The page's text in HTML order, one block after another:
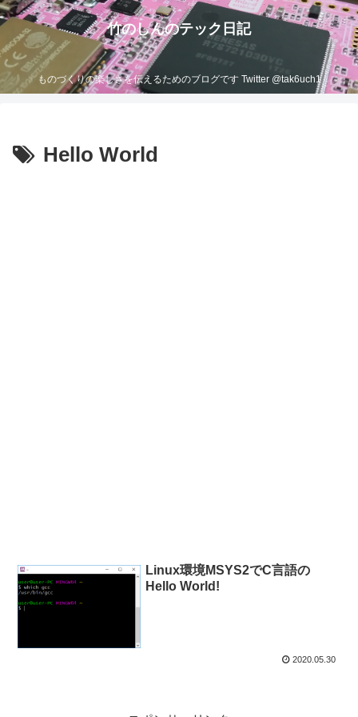
竹のしんのテック日記
ものづくりの楽しさを伝えるためのブログです Twitter @tak6uch1
Hello World
Linux環境MSYS2でC言語の
Hello World!
2020.05.30